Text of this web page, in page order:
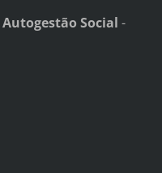
Autogestão Social -